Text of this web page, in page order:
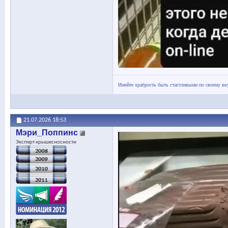
Имейте храбрость быть счастливыми по своему
21.07.2026 18:53
Мэри_Поппинс
Эксперт крышесносности